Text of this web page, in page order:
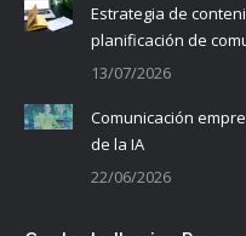
Estrategia de
planificación de
13/07/2026
Comunicación
de la IA
22/06/2026